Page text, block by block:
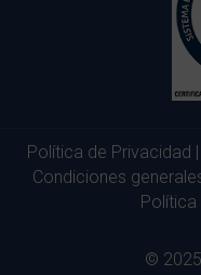
Política de Privacidad |
Condiciones
© 2025